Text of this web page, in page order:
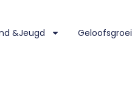
&Jeugd Geloofsgroei